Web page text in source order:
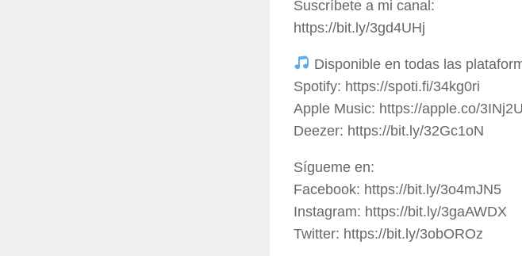
Suscríbete a mi canal:
https://bit.ly/3gd4UHj
Disponible en todas las
Spotify: https://spoti.fi/34kg0ri
Apple Music: https://apple.co/
Deezer: https://bit.ly/32Gc1oN
Sígueme en:
Facebook: https://bit.ly/3o4mJN5
Instagram: https://bit.ly/3gaAWDX
Twitter: https://bit.ly/3obOROz